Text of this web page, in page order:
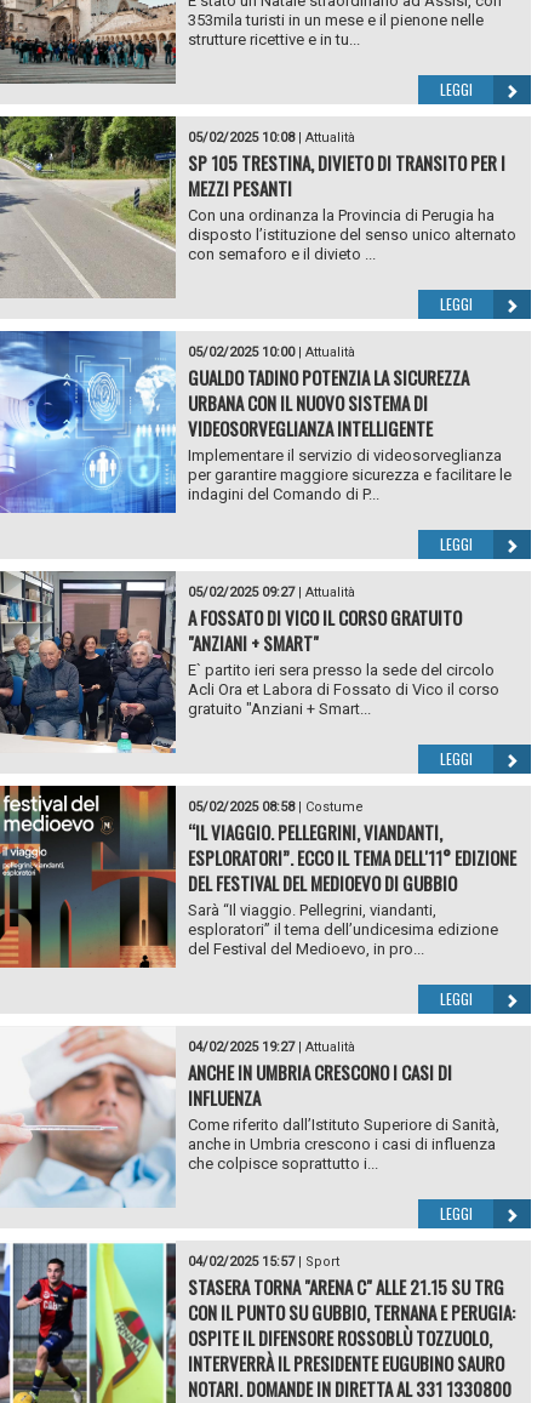
353mila turisti in un mese e il pienone nelle
strutture ricettive e in tu...
LEGGI
05/02/2025 10:08| Attualità
SP 105 TRESTINA, DIVIETO DI TRANSITO PER I
MEZZI PESANTI
Con una ordinanza la Provincia di Perugia ha
disposto l’istituzione del senso unico alternato
con semaforo e il divieto ...
LEGGI
05/02/2025 10:00| Attualità
GUALDO TADINO POTENZIA LA SICUREZZA
URBANA CON IL NUOVO SISTEMA DI
VIDEOSORVEGLIANZA INTELLIGENTE
Implementare il servizio di videosorveglianza
per garantire maggiore sicurezza e facilitare le
indagini del Comando di P...
LEGGI
05/02/2025 09:27| Attualità
A FOSSATO DI VICO IL CORSO GRATUITO
"ANZIANI + SMART"
E` partito ieri sera presso la sede del circolo
Acli Ora et Labora di Fossato di Vico il corso
gratuito "Anziani + Smart...
LEGGI
05/02/2025 08:58| Costume
“IL VIAGGIO. PELLEGRINI, VIANDANTI,
ESPLORATORI”. ECCO IL TEMA DELL'11° EDIZIONE
DEL FESTIVAL DEL MEDIOEVO DI GUBBIO
Sarà “Il viaggio. Pellegrini, viandanti,
esploratori” il tema dell’undicesima edizione
del Festival del Medioevo, in pro...
LEGGI
04/02/2025 19:27| Attualità
ANCHE IN UMBRIA CRESCONO I CASI DI
INFLUENZA
Come riferito dall’Istituto Superiore di Sanità,
anche in Umbria crescono i casi di influenza
che colpisce soprattutto i...
LEGGI
04/02/2025 15:57| Sport
STASERA TORNA "ARENA C" ALLE 21.15 SU TRG
CON IL PUNTO SU GUBBIO, TERNANA E PERUGIA:
OSPITE IL DIFENSORE ROSSOBLÙ TOZZUOLO,
INTERVERRÀ IL PRESIDENTE EUGUBINO SAURO
NOTARI. DOMANDE IN DIRETTA AL 331 1330800